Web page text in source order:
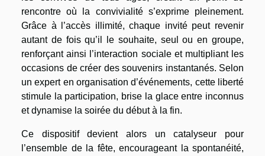
rencontre où la convivialité s’exprime pleinement.
Grâce à l’accès illimité, chaque invité peut revenir
autant de fois qu’il le souhaite, seul ou en groupe,
renforçant ainsi l’interaction sociale et multipliant les
occasions de créer des souvenirs instantanés. Selon
un expert en organisation d’événements, cette liberté
stimule la participation, brise la glace entre inconnus
et dynamise la soirée du début à la fin.
Ce dispositif devient alors un catalyseur pour
l’ensemble de la fête, encourageant la spontanéité,